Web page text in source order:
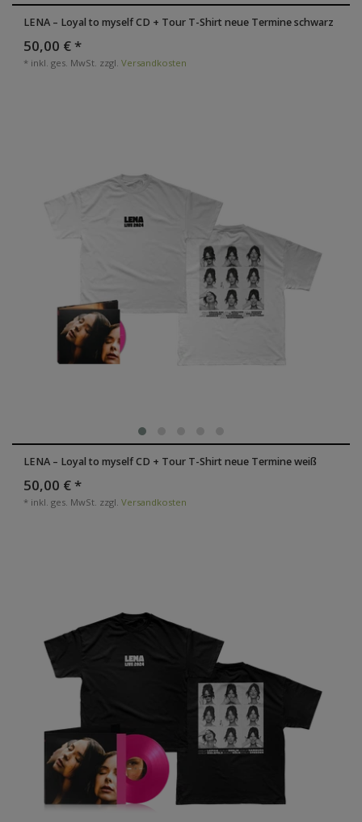
LENA – Loyal to myself CD + Tour T-Shirt neue Termine schwarz
50,00 € *
* inkl. ges. MwSt. zzgl. Versandkosten
LENA – Loyal to myself CD + Tour T-Shirt neue Termine weiß
50,00 € *
* inkl. ges. MwSt. zzgl. Versandkosten